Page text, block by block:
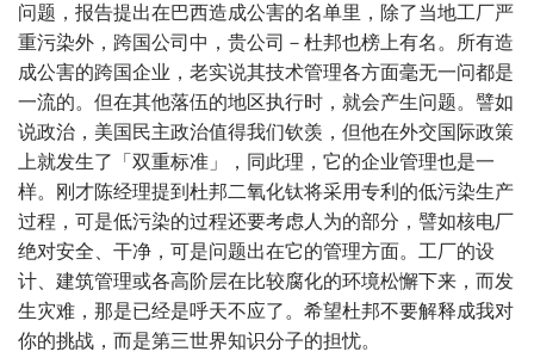
问题，报告提出在巴西造成公害的名单里，除了当地工厂严
重污染外，跨国公司中，贵公司－杜邦也榜上有名。所有造
成公害的跨国企业，老实说其技术管理各方面毫无一问都是
一流的。但在其他落伍的地区执行时，就会产生问题。譬如
说政治，美国民主政治值得我们钦羡，但他在外交国际政策
上就发生了「双重标准」，同此理，它的企业管理也是一
样。刚才陈经理提到杜邦二氧化钛将采用专利的低污染生产
过程，可是低污染的过程还要考虑人为的部分，譬如核电厂
绝对安全、干净，可是问题出在它的管理方面。工厂的设
计、建筑管理或各高阶层在比较腐化的环境松懈下来，而发
生灾难，那是已经是呼天不应了。希望杜邦不要解释成我对
你的挑战，而是第三世界知识分子的担忧。